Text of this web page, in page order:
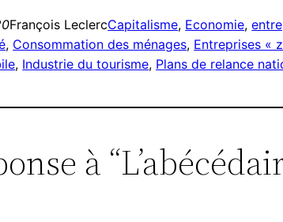
François LeclercCapitalisme, Economie,
, Consommation des ménages, Entreprises «
, Industrie du tourisme, Plans de relance
à